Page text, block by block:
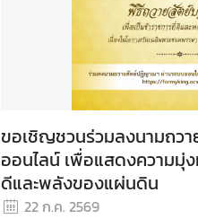
ขอเชิญชวนร่วมลงนามถ
ออนไลน์ เพื่อแสดงความมุ่
ดีและพลังของแผ่นดิน
22 ก.ค. 2569